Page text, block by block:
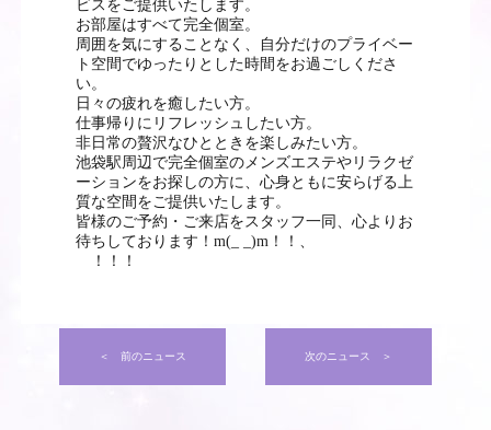
ビスをご提供いたします。
お部屋はすべて完全個室。
周囲を気にすることなく、自分だけのプライベー
ト空間でゆったりとした時間をお過ごしくださ
い。
日々の疲れを癒したい方。
仕事帰りにリフレッシュしたい方。
非日常の贅沢なひとときを楽しみたい方。
池袋駅周辺で完全個室のメンズエステやリラクゼ
ーションをお探しの方に、心身ともに安らげる上
質な空間をご提供いたします。
皆様のご予約・ご来店をスタッフ一同、心よりお
待ちしております！m(_ _)m！！、
！！！
＜ 前のニュース 次のニュース ＞